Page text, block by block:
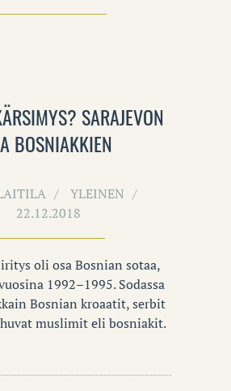
SARAJEVON
BOSNIAKKIEN
YLEINEN
22.12.2018
oli osa Bosnian sotaa,
1992–1995. Sodassa
Bosnian kroaatit, serbit
muslimit eli bosniakit.